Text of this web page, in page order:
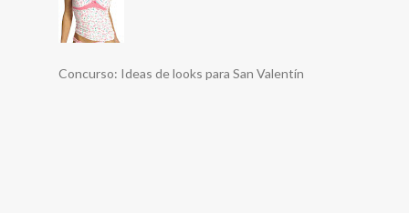
Concurso: Ideas de looks para San Valentín